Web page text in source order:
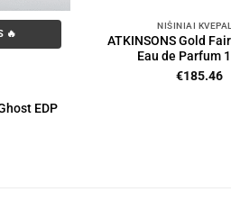
🔥
EDP
NIŠINIAI
ATKINSONS Gold
Eau de Parfum
€185.46